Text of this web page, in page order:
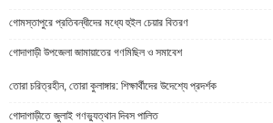
গোমস্তাপুরে প্রতিবন্ধীদের মধ্যে হুইল চেয়ার বিতরণ
গোদাগাড়ী উপজেলা জামায়াতের গণমিছিল ও সমাবেশ
তোরা চরিত্রহীন, তোরা কুলাঙ্গার: শিক্ষার্থীদের উদেশ্যে প্রদর্শক
গোদাগাড়ীতে জুলাই গণভ্যুত্থান দিবস পালিত